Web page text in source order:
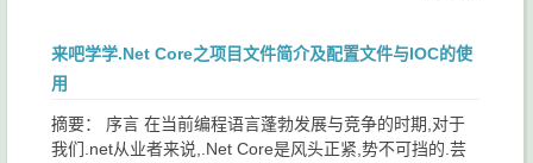
来吧学学.Net Core之项目文件简介及配置文件与IOC的使
用
摘要： 序言 在当前编程语言蓬勃发展与竞争的时期,对于
我们.net从业者来说,.Net Core是风头正紧,势不可挡的.芸